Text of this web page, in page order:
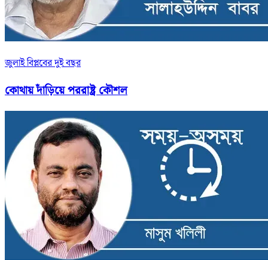
জুলাই বিপ্লবের দুই বছর
কোথায় দাঁড়িয়ে পররাষ্ট্র কৌশল